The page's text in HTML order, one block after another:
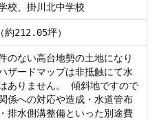
校、掛川北中学校
約212.05坪）
のない高台地勢の土地になり
ザードマップは非抵触にて水
ありません。 傾斜地ですので
係への対応や造成・水道管布
排水側溝整備といった別途費